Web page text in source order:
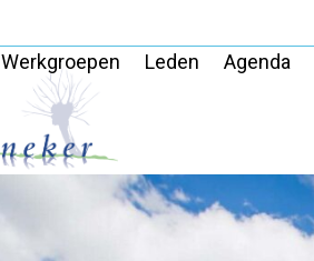
Werkgroepen Leden Agenda